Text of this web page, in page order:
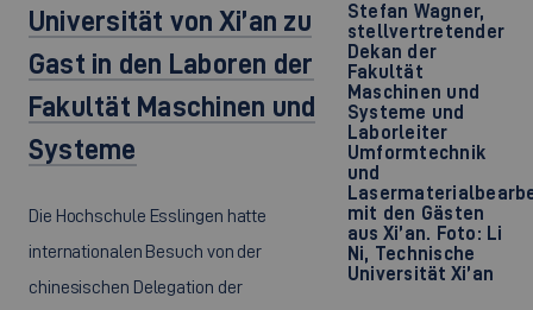
Stefan Wagner,
stellvertretender
Dekan der
Fakultät
Maschinen und
Systeme und
Laborleiter
Umformtechnik
und
mit den Gästen
aus Xi’an. Foto: Li
Ni, Technische
Universität Xi’an
Universität von Xi’an zu
Gast in den Laboren der
Fakultät Maschinen und
Systeme
Die Hochschule Esslingen hatte
internationalen Besuch von der
chinesischen Delegation der